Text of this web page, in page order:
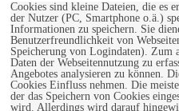
Cookies sind kleine Dateien, die es
der Nutzer (PC, Smartphone o.ä.)
Informationen zu speichern. Sie
Benutzerfreundlichkeit von
Speicherung von Logindaten). Zum
Daten der Webseitennutzung zu
Angebotes analysieren zu können.
Cookies Einfluss nehmen. Die
der das Speichern von Cookies
wird. Allerdings wird darauf